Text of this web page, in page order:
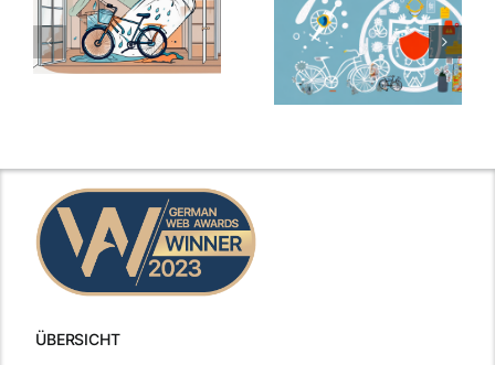
ÜBERSICHT